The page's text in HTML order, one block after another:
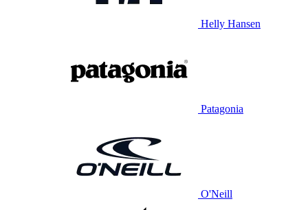
Helly Hansen
Patagonia
O'Neill